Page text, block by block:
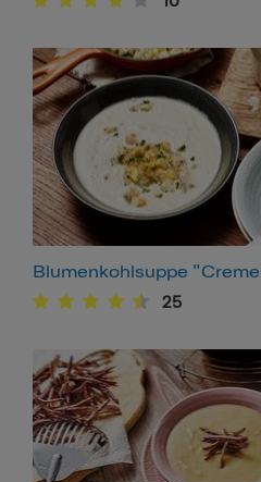
Blumenkohlsuppe
25